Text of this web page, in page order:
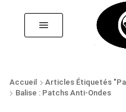
Accueil
Articles Étiquetés
Balise : Patchs Anti-Ondes